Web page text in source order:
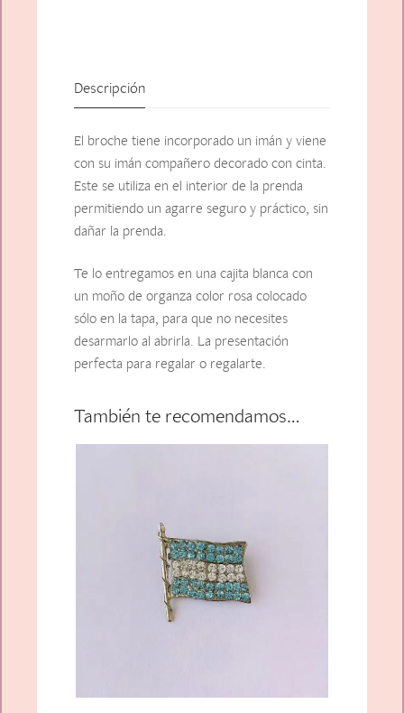
Descripción
El broche tiene incorporado un imán y viene
con su imán compañero decorado con cinta.
Este se utiliza en el interior de la prenda
permitiendo un agarre seguro y práctico, sin
dañar la prenda.
Te lo entregamos en una cajita blanca con
un moño de organza color rosa colocado
sólo en la tapa, para que no necesites
desarmarlo al abrirla. La presentación
perfecta para regalar o regalarte.
También te recomendamos…